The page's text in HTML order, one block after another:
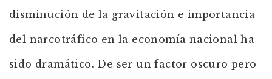
disminución de la gravitación e importancia
del narcotráfico en la economía nacional ha
sido dramático. De ser un factor oscuro pero